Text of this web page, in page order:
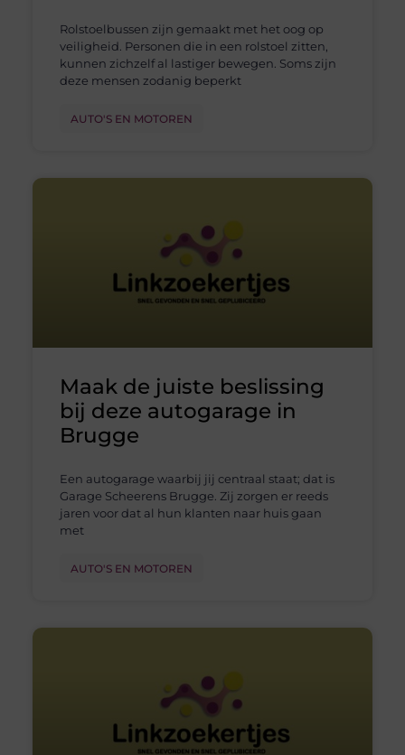
Rolstoelbussen zijn gemaakt met het oog op
veiligheid. Personen die in een rolstoel zitten,
kunnen zichzelf al lastiger bewegen. Soms zijn
deze mensen zodanig beperkt
AUTO'S EN MOTOREN
Maak de juiste beslissing
bij deze autogarage in
Brugge
Een autogarage waarbij jij centraal staat; dat is
Garage Scheerens Brugge. Zij zorgen er reeds
jaren voor dat al hun klanten naar huis gaan
met
AUTO'S EN MOTOREN